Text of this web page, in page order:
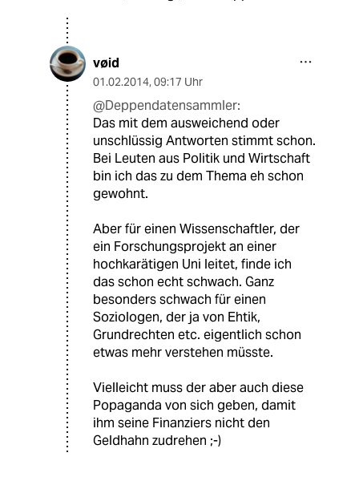
vøid
01.02.2014, 09:17 Uhr
@Deppendatensammler:
Das mit dem ausweichend oder
unschlüssig Antworten stimmt schon.
Bei Leuten aus Politik und Wirtschaft
bin ich das zu dem Thema eh schon
gewohnt.
Aber für einen Wissenschaftler, der
ein Forschungsprojekt an einer
hochkarätigen Uni leitet, finde ich
das schon echt schwach. Ganz
besonders schwach für einen
Soziologen, der ja von Ehtik,
Grundrechten etc. eigentlich schon
etwas mehr verstehen müsste.
Vielleicht muss der aber auch diese
Popaganda von sich geben, damit
ihm seine Finanziers nicht den
Geldhahn zudrehen ;-)